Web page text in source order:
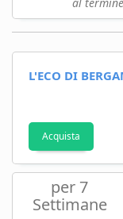
L'ECO DI
Acquista
per 7
Settimane